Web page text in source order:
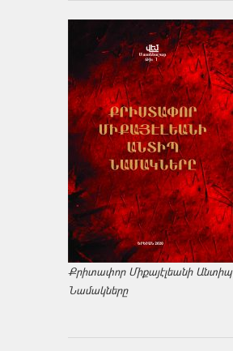
Քրիտափոր Միքայէլեանի Անտիպ
Նամակները